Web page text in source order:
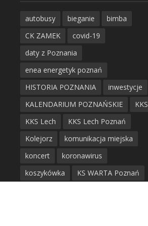
autobusy bieganie
bimba
CK ZAMEK
covid-19
daty z Poznania
enea energetyk poznań
HISTORIA POZNANIA
inwestycje
KALENDARIUM POZNAŃSKIE
KKS
KKS Lech
KKS Lech Poznań
Kolejorz
komunikacja miejska
koncert
koronawirus
koszykówka
KS WARTA Poznań